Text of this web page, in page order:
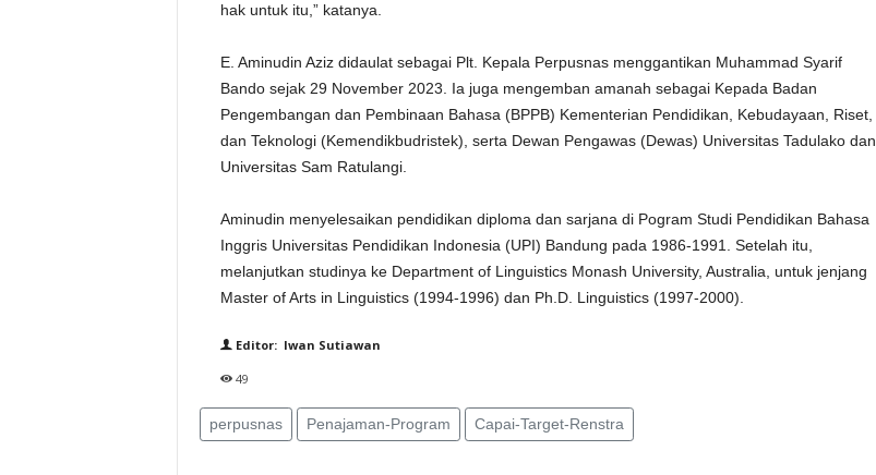
hak untuk itu,” katanya.
E. Aminudin Aziz didaulat sebagai Plt. Kepala Perpusnas menggantikan Muhammad Syarif
Bando sejak 29 November 2023. Ia juga mengemban amanah sebagai Kepada Badan
Pengembangan dan Pembinaan Bahasa (BPPB) Kementerian Pendidikan, Kebudayaan, Riset,
dan Teknologi (Kemendikbudristek), serta Dewan Pengawas (Dewas) Universitas Tadulako dan
Universitas Sam Ratulangi.
Aminudin menyelesaikan pendidikan diploma dan sarjana di Pogram Studi Pendidikan Bahasa
Inggris Universitas Pendidikan Indonesia (UPI) Bandung pada 1986-1991. Setelah itu,
melanjutkan studinya ke Department of Linguistics Monash University, Australia, untuk jenjang
Master of Arts in Linguistics (1994-1996) dan Ph.D. Linguistics (1997-2000).
Editor: Iwan Sutiawan
49
perpusnas Penajaman-Program Capai-Target-Renstra